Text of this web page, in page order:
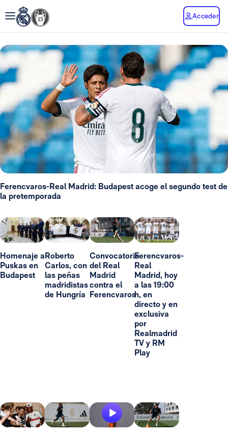
Acceder
Ferencvaros-Real Madrid: Budapest acoge el segundo test de
la pretemporada
Homenaje a
Puskas en
Budapest
Roberto
Carlos, con
las peñas
madridistas
de Hungría
Convocatoria
del Real
Madrid
contra el
Ferencvaros
Ferencvaros-
Real
Madrid, hoy
a las 19:00
h, en
directo y en
exclusiva
por
Realmadrid
TV y RM
Play